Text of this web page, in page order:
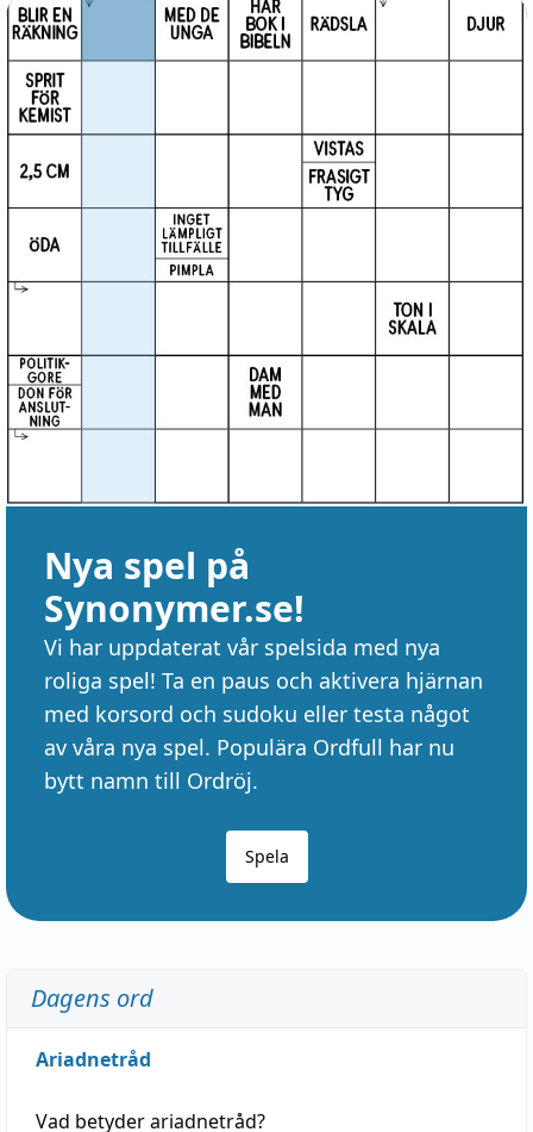
Nya spel på
Synonymer.se!
Vi har uppdaterat vår spelsida med nya
roliga spel! Ta en paus och aktivera hjärnan
med korsord och sudoku eller testa något
av våra nya spel. Populära Ordfull har nu
bytt namn till Ordröj.
Spela
Dagens ord
Ariadnetråd
Vad betyderariadnetråd?